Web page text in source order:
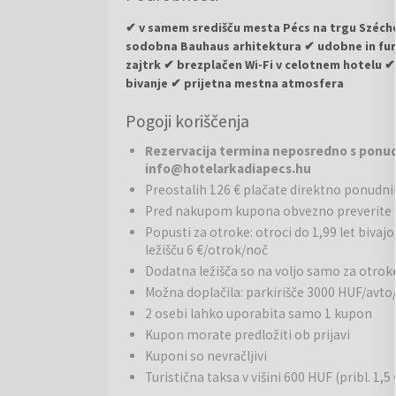
✔ v samem središču mesta Pécs na trgu
sodobna Bauhaus arhitektura ✔ udobne in
zajtrk ✔ brezplačen Wi-Fi v celotnem hotelu
bivanje ✔ prijetna mestna atmosfera
Hotel Arkadiaje sodoben mestni hotel, odprt
neposredno ob prenovljenem trgu Széchenyi.
materialov in funkcionalno zasnovo, kar ustvarja
nekadilskih sob, ki skupaj sprejmejo do 54
glavno stavbo pa dopolnjuje dvigalo za udoben
Restavracije in bari:Gostje lahko dan začnejo z
V neposredni okolici hotela se nahajajo številne
specialitete in madžarsko kulinariko.
Poslovne storitve:
Hotel omogoča brezplačen
enostavno in učinkovito poslovanje tudi med
goste in krajša službena potovanja.
Okolica:Hotel se nahaja na eni najboljših lokacij v
Pogoji koriščenja
Rezervacija termina neposredno s
info@hotelarkadiapecs.hu
Preostalih 126 € plačate direktno
Pred nakupom kupona obvezno
Popusti za otroke: otroci do 1,99 let
ležišču 6 €/otrok/noč
Dodatna ležišča so na voljo samo za otroke
Možna doplačila: parkirišče 3000 HUF/
2 osebi lahko uporabita samo 1 kupon
Kupon morate predložiti ob prijavi
Kuponi so nevračljivi
Turistična taksa v višini 600 HUF (pribl.